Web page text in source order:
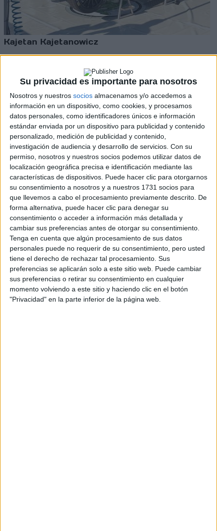
Su privacidad es importante para nosotros
Nosotros y nuestros socios almacenamos y/o accedemos a
información en un dispositivo, como cookies, y procesamos
datos personales, como identificadores únicos e información
estándar enviada por un dispositivo para publicidad y contenido
personalizado, medición de publicidad y contenido,
investigación de audiencia y desarrollo de servicios. Con su
permiso, nosotros y nuestros socios podemos utilizar datos de
localización geográfica precisa e identificación mediante las
características de dispositivos. Puede hacer clic para otorgarnos
su consentimiento a nosotros y a nuestros 1731 socios para
que llevemos a cabo el procesamiento previamente descrito. De
forma alternativa, puede hacer clic para denegar su
consentimiento o acceder a información más detallada y
cambiar sus preferencias antes de otorgar su consentimiento.
Tenga en cuenta que algún procesamiento de sus datos
personales puede no requerir de su consentimiento, pero usted
tiene el derecho de rechazar tal procesamiento. Sus
preferencias se aplicarán solo a este sitio web. Puede cambiar
sus preferencias o retirar su consentimiento en cualquier
momento volviendo a este sitio y haciendo clic en el botón
"Privacidad" en la parte inferior de la página web.
Kajetan Kajetanowicz
Jan Kopecky
Lista de inscritos del Rallye Barum 2016